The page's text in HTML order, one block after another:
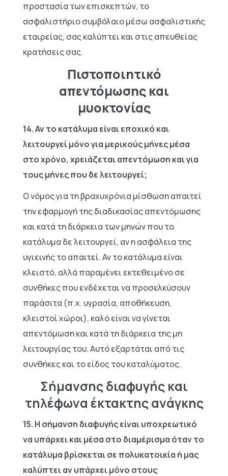
προστασία των επισκεπτών, το
ασφαλιστήριο συμβόλαιο μέσω ασφαλιστικής
εταιρείας, σας καλύπτει και στις απευθείας
κρατήσεις σας.
Πιστοποιητικό
απεντόμωσης και
μυοκτονίας
14. Αν το κατάλυμα είναι εποχικό και
λειτουργεί μόνο για μερικούς μήνες μέσα
στο χρόνο, χρειάζεται απεντόμωση και για
τους μήνες που δε λειτουργεί;
Ο νόμος για τη βραχυχρόνια μίσθωση απαιτεί
την εφαρμογή της διαδικασίας απεντόμωσης
και κατά τη διάρκεια των μηνών που το
κατάλυμα δε λειτουργεί, αν η ασφάλεια της
υγιεινής το απαιτεί. Αν το κατάλυμα είναι
κλειστό, αλλά παραμένει εκτεθειμένο σε
συνθήκες που ενδέχεται να προσελκύσουν
παράσιτα (π.χ. υγρασία, αποθήκευση,
κλειστοί χώροι), καλό είναι να γίνεται
απεντόμωση και κατά τη διάρκεια της μη
λειτουργίας του. Αυτό εξαρτάται από τις
συνθήκες και το είδος του καταλύματος.
Σήμανσης διαφυγής και
τηλέφωνα έκτακτης ανάγκης
15. Η σήμανση διαφυγής είναι υποχρεωτικό
να υπάρχει και μέσα στο διαμέρισμα όταν το
κατάλυμα βρίσκεται σε πολυκατοικία ή μας
καλύπτει αν υπάρχει μόνο στους